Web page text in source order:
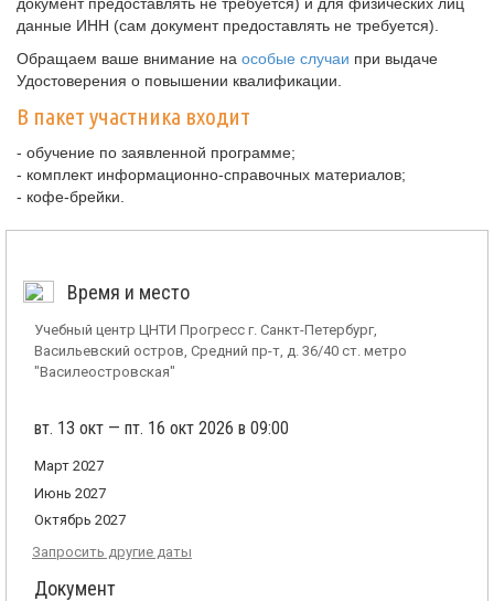
данные ИНН (сам документ предоставлять не требуется).
Обращаем ваше внимание на особые случаи при выдаче
Удостоверения о повышении квалификации.
В пакет участника входит
- обучение по заявленной программе;
- комплект информационно-справочных материалов;
- кофе-брейки.
Время и место
Учебный центр ЦНТИ Прогресс г. Санкт-Петербург,
Васильевский остров, Средний пр-т, д. 36/40 ст. метро
"Василеостровская"
вт. 13 окт — пт. 16 окт 2026 в 09:00
Март 2027
Июнь 2027
Октябрь 2027
Запросить другие даты
Документ